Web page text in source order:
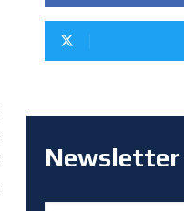
Newsletter